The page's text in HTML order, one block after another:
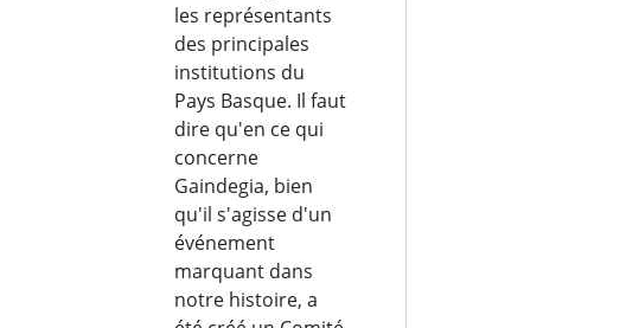
les représentants
des principales
institutions du
Pays Basque. Il faut
dire qu'en ce qui
concerne
Gaindegia, bien
qu'il s'agisse d'un
événement
marquant dans
notre histoire, a